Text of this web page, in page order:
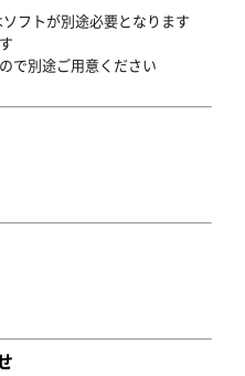
フトが別途必要となります
で別途ご用意ください